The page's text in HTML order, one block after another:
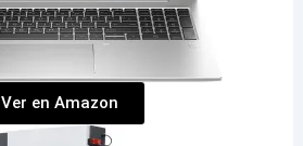
Ver en Amazon